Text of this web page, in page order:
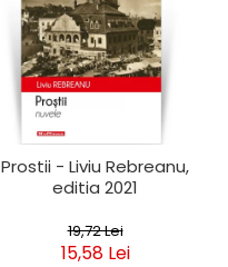
Prostii - Liviu Rebreanu,
editia 2021
19,72 Lei
15,58 Lei